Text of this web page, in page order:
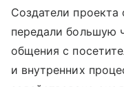
Создатели
передали большую
общения с
и внутренних